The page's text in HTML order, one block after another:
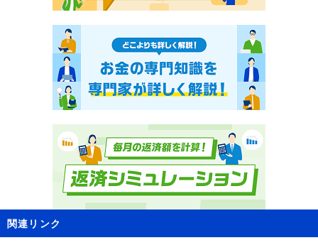
関連リンク